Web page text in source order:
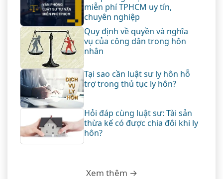
miễn phí TPHCM uy tín,
chuyên nghiệp
Quy định về quyền và nghĩa
vụ của công dân trong hôn
nhân
Tại sao cần luật sư ly hôn hỗ
trợ trong thủ tục ly hôn?
Hỏi đáp cùng luật sư: Tài sản
thừa kế có được chia đôi khi ly
hôn?
Xem thêm →